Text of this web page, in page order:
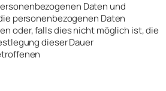
Daten und
personenbezogenen Daten
oder, falls dies nicht möglich ist, die
dieser Dauer